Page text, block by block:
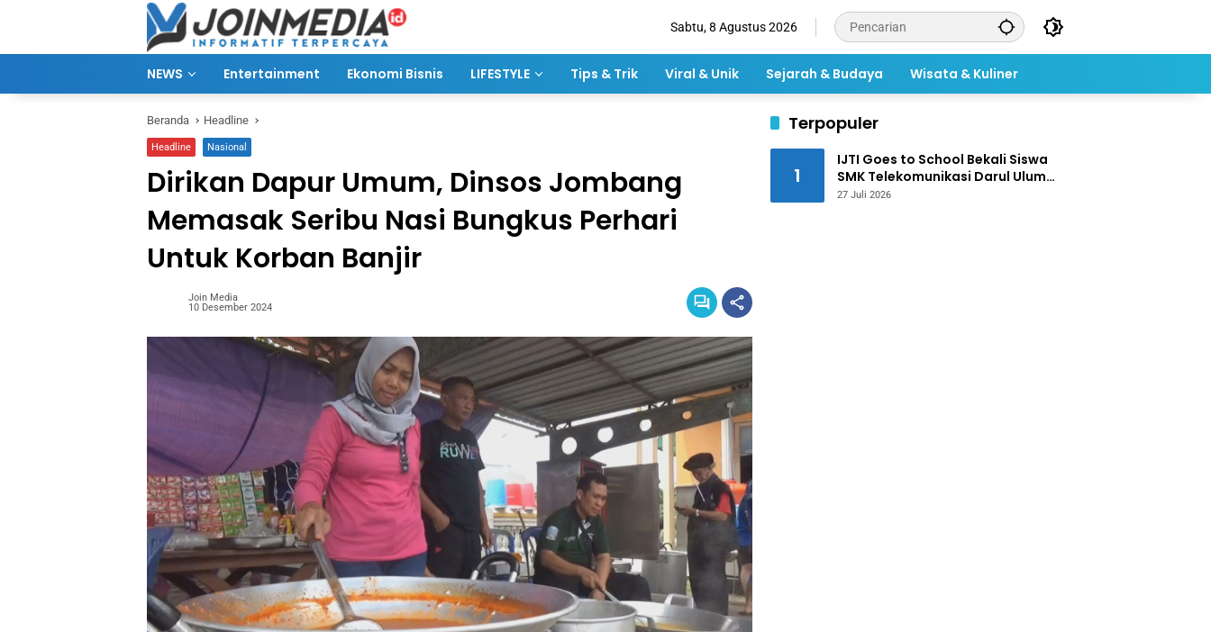
Sabtu, 8 Agustus 2026
NEWS Entertainment Ekonomi Bisnis LIFESTYLE Tips & Trik Viral & Unik Sejarah & Budaya Wisata & Kuliner
Beranda Headline
Headline Nasional
Dirikan Dapur Umum, Dinsos Jombang
Memasak Seribu Nasi Bungkus Perhari
Untuk Korban Banjir
Join Media
10 Desember 2024
Terpopuler
1
IJTI Goes to School Bekali Siswa
SMK Telekomunikasi Darul Ulum
Jombang Kuasai Jurnalistik
27 Juli 2026